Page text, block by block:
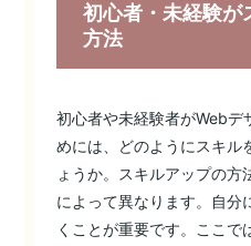
初心者・未経験が
方法
初心者や未経験者がWebデ
めには、どのようにスキル
ょうか。スキルアップの
によって異なります。自分
くことが重要です。ここで